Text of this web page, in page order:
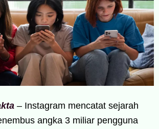
– Instagram mencatat sejarah
angka 3 miliar pengguna